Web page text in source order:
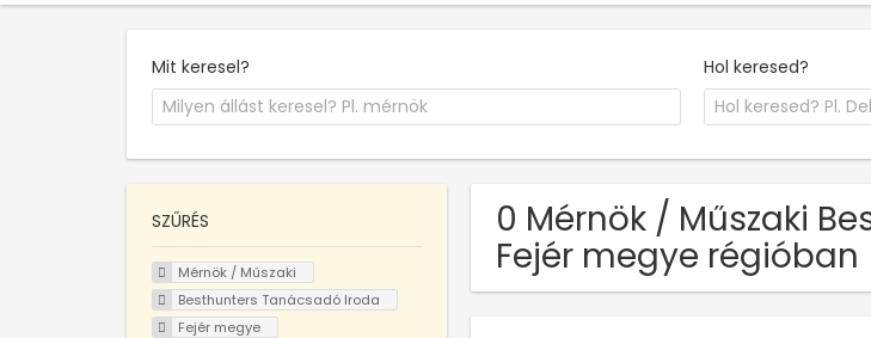
Mit keresel? Hol keresed?
0 Mérnök / Műszaki
Fejér megye régióban
SZŰRÉS
Mérnök / Műszaki
Besthunters Tanácsadó Iroda
Fejér megye